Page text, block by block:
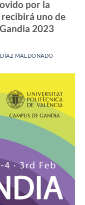
por la
uno de
2023
DÍAZ MALDONADO